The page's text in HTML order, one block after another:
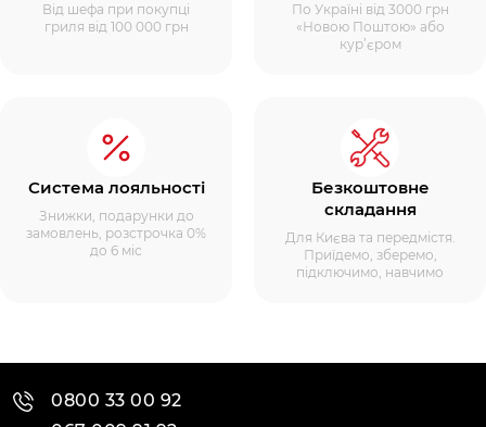
Від шефа при покупці
гриля від 100 000 грн
По Україні від 3000 грн
«Новою Поштою» або
кур’єром
Система лояльності
Знижки, подарунки до
замовлень, розстрочка 0%
до 6 міс
Безкоштовне
складання
Для Києва та передмістя.
Приїдемо, зберемо,
підключимо, навчимо
0800 33 00 92